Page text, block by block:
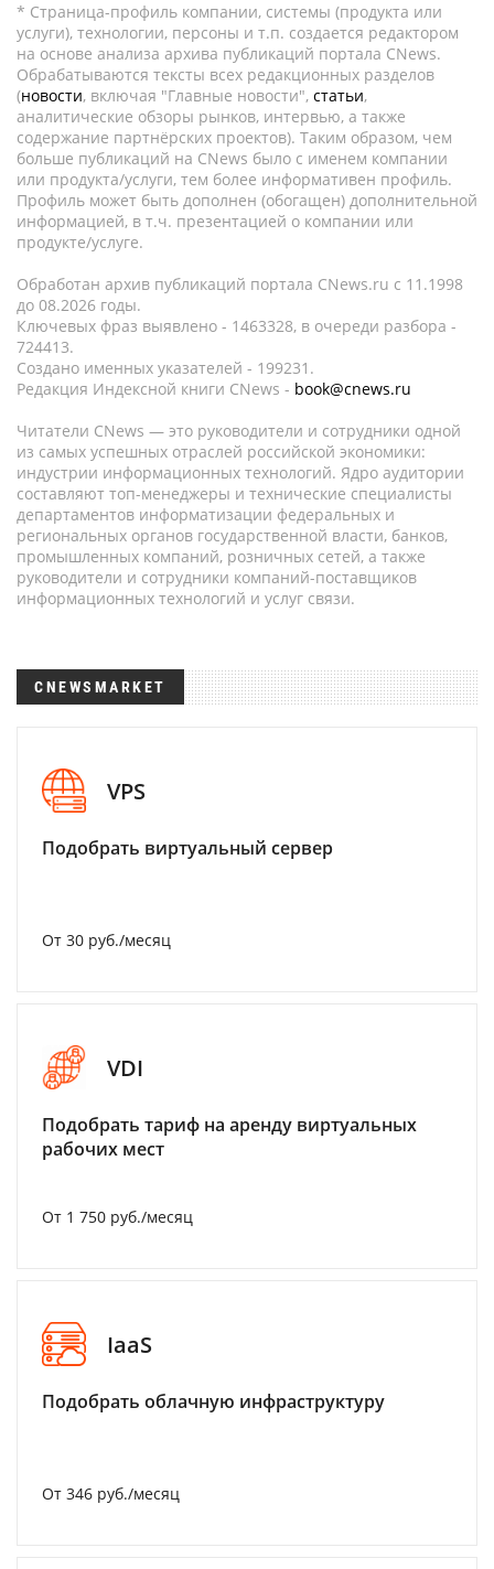
* Страница-профиль компании, системы (продукта или
услуги), технологии, персоны и т.п. создается редактором
на основе анализа архива публикаций портала CNews.
Обрабатываются тексты всех редакционных разделов
(новости, включая "Главные новости", статьи,
аналитические обзоры рынков, интервью, а также
содержание партнёрских проектов). Таким образом, чем
больше публикаций на CNews было с именем компании
или продукта/услуги, тем более информативен профиль.
Профиль может быть дополнен (обогащен) дополнительной
информацией, в т.ч. презентацией о компании или
продукте/услуге.
Обработан архив публикаций портала CNews.ru c 11.1998
до 08.2026 годы.
Ключевых фраз выявлено - 1463328, в очереди разбора -
724413.
Создано именных указателей - 199231.
Редакция Индексной книги CNews - book@cnews.ru
Читатели CNews — это руководители и сотрудники одной
из самых успешных отраслей российской экономики:
индустрии информационных технологий. Ядро аудитории
составляют топ-менеджеры и технические специалисты
департаментов информатизации федеральных и
региональных органов государственной власти, банков,
промышленных компаний, розничных сетей, а также
руководители и сотрудники компаний-поставщиков
информационных технологий и услуг связи.
CNEWSMARKET
VPS
Подобрать виртуальный сервер
От 30 руб./месяц
VDI
Подобрать тариф на аренду виртуальных
рабочих мест
От 1 750 руб./месяц
IaaS
Подобрать облачную инфраструктуру
От 346 руб./месяц